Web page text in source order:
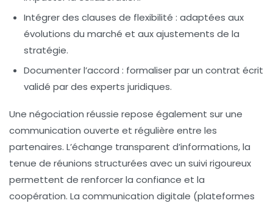
Intégrer des clauses de flexibilité : adaptées aux
évolutions du marché et aux ajustements de la
stratégie.
Documenter l’accord : formaliser par un contrat écrit
validé par des experts juridiques.
Une négociation réussie repose également sur une
communication ouverte et régulière entre les
partenaires. L’échange transparent d’informations, la
tenue de réunions structurées avec un suivi rigoureux
permettent de renforcer la confiance et la
coopération. La communication digitale (plateformes